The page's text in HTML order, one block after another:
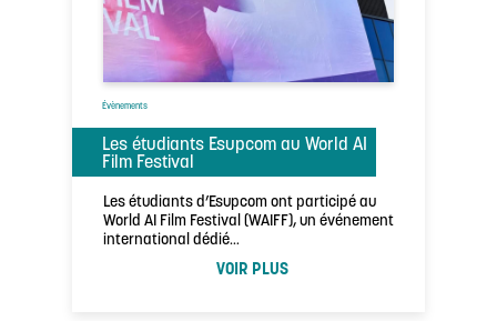
Évènements
Les étudiants Esupcom au World AI
Film Festival
Les étudiants d’Esupcom ont participé au
World AI Film Festival (WAIFF), un événement
international dédié…
VOIR PLUS